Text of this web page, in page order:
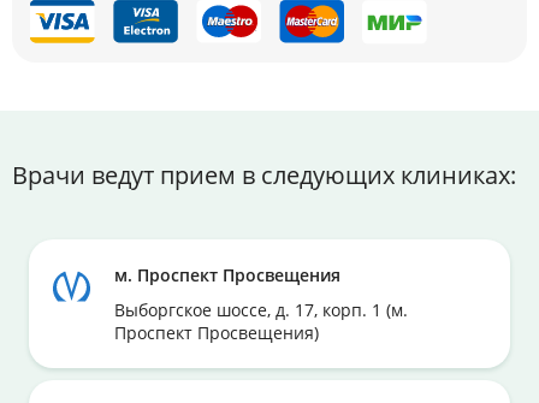
Врачи ведут прием в следующих клиниках:
м. Проспект Просвещения
Выборгское шоссе, д. 17, корп. 1 (м.
Проспект Просвещения)